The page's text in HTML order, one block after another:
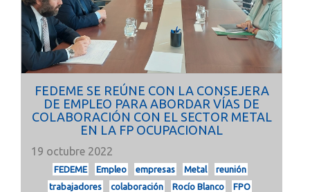
FEDEME SE REÚNE CON LA CONSEJERA
DE EMPLEO PARA ABORDAR VÍAS DE
COLABORACIÓN CON EL SECTOR METAL
EN LA FP OCUPACIONAL
19 octubre 2022
FEDEME Empleo empresas Metal
reunión
trabajadores
colaboración Rocío Blanco
FPO